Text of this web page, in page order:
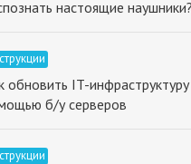
настоящие наушники?
обновить IT-
б/у серверов